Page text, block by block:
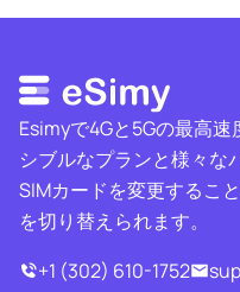
Esimyで4Gと5Gの最高
シブルなプランと様々な
SIMカードを変更するこ
を切り替えられます。
+1 (302) 610-1752